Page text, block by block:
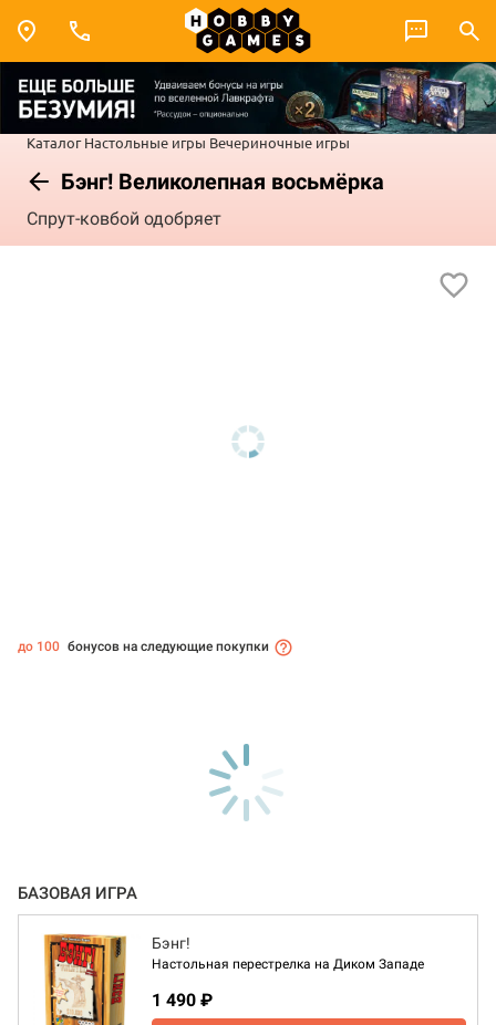
Каталог Настольные игры Вечериночные игры
Бэнг! Великолепная восьмёрка
Спрут-ковбой одобряет
до 100 бонусов на следующие покупки
БАЗОВАЯ ИГРА
Бэнг!
Настольная перестрелка на Диком Западе
1 490 ₽